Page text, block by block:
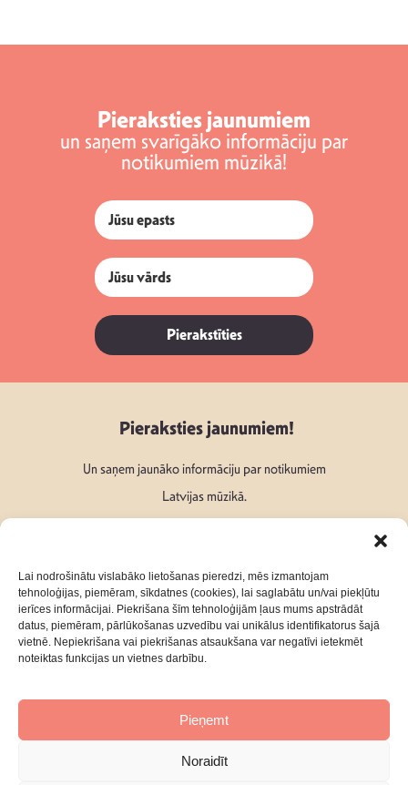
Lai nodrošinātu vislabāko lietošanas pieredzi, mēs izmantojam
tehnoloģijas, piemēram, sīkdatnes (cookies), lai saglabātu un/vai piekļūtu
ierīces informācijai. Piekrišana šīm tehnoloģijām ļaus mums apstrādāt
datus, piemēram, pārlūkošanas uzvedību vai unikālus identifikatorus šajā
vietnē. Nepiekrišana vai piekrišanas atsaukšana var negatīvi ietekmēt
noteiktas funkcijas un vietnes darbību.
Pieņemt
Noraidīt
Pieraksties jaunumiem
un saņem svarīgāko informāciju par
notikumiem mūzikā!
Pierakstīties
Pieraksties jaunumiem!
Un saņem jaunāko informāciju par notikumiem
Latvijas mūzikā.
Seko mums:
Par mumsKontakti